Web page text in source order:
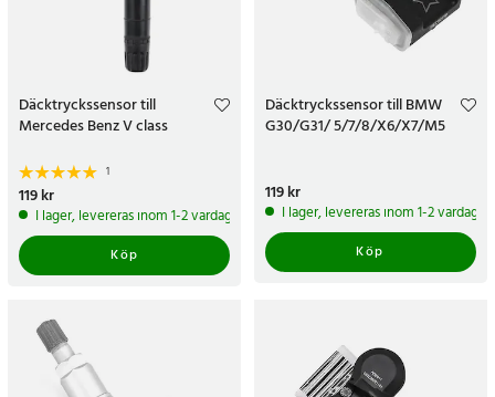
Däcktryckssensor till
Mercedes Benz V class
1
Pris:119 kr
119 kr
I lager, levereras inom 1-2 vardagar
Köp
Däcktryckssensor till BMW
G30/G31/ 5/7/8/X6/X7/M5
Pris:119 kr
119 kr
I lager, levereras inom 1-2 vardagar
Köp